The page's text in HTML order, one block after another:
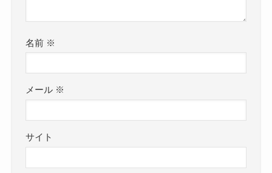
名前 ※
メール ※
サイト